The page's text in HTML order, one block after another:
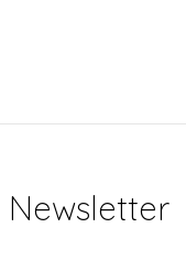
Newsletter